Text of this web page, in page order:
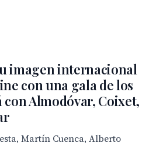
imagen internacional
con una gala de los
con Almodóvar, Coixet,
Martín Cuenca, Alberto